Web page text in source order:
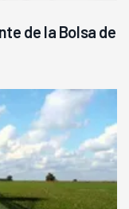
de la Bolsa de